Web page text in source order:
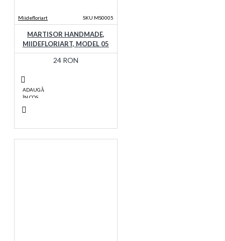
Miidefloriart SKU MS0005
MARTISOR HANDMADE,
MIIDEFLORIART, MODEL 05
24 RON
ADAUGĂ
ÎN COŞ